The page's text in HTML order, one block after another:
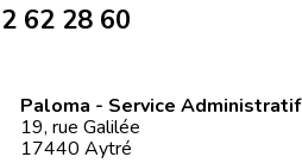
62 28 60
Paloma - Service Administratif
19, rue Galilée
17440 Aytré